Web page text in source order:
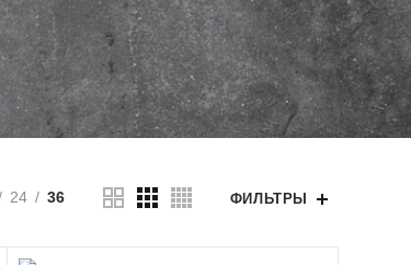
24 36 ФИЛЬТРЫ